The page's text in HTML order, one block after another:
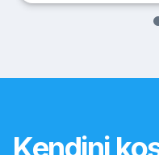
Kendini